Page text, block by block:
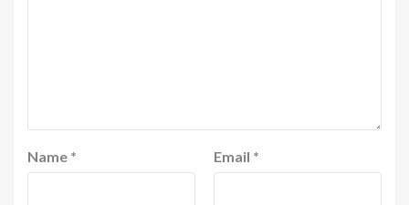
Name * Email *